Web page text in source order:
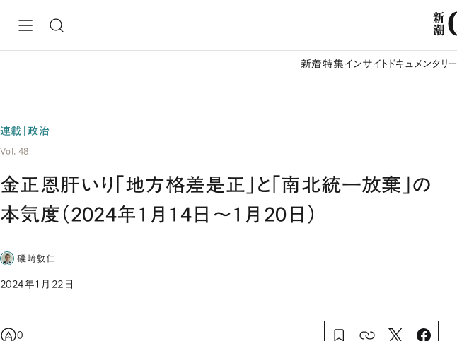
新着特集 インサイト ドキュメンタリー
連載｜政治
Vol. 48
金正恩肝いり「地方格差是正」と「南北統一放棄」の
本気度（2024年1月14日～1月20日）
礒﨑敦仁
2024年1月22日
0